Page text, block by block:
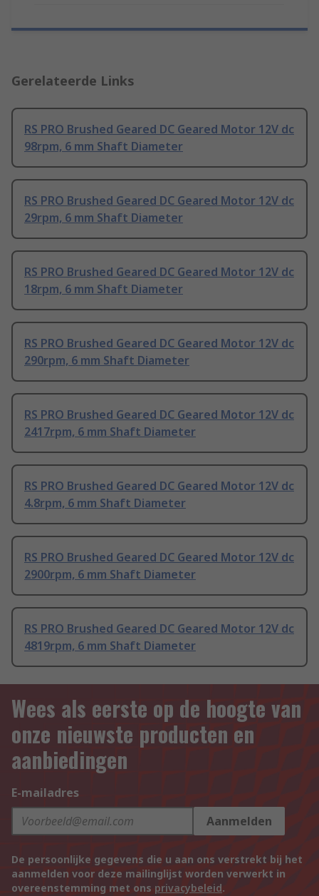
Gerelateerde Links
RS PRO Brushed Geared DC Geared Motor 12V dc
98rpm, 6 mm Shaft Diameter
RS PRO Brushed Geared DC Geared Motor 12V dc
29rpm, 6 mm Shaft Diameter
RS PRO Brushed Geared DC Geared Motor 12V dc
18rpm, 6 mm Shaft Diameter
RS PRO Brushed Geared DC Geared Motor 12V dc
290rpm, 6 mm Shaft Diameter
RS PRO Brushed Geared DC Geared Motor 12V dc
2417rpm, 6 mm Shaft Diameter
RS PRO Brushed Geared DC Geared Motor 12V dc
4.8rpm, 6 mm Shaft Diameter
RS PRO Brushed Geared DC Geared Motor 12V dc
2900rpm, 6 mm Shaft Diameter
RS PRO Brushed Geared DC Geared Motor 12V dc
4819rpm, 6 mm Shaft Diameter
Wees als eerste op de hoogte van
onze nieuwste producten en
aanbiedingen
E-mailadres
Aanmelden
De persoonlijke gegevens die u aan ons verstrekt bij het
aanmelden voor deze mailinglijst worden verwerkt in
overeenstemming met ons privacybeleid.